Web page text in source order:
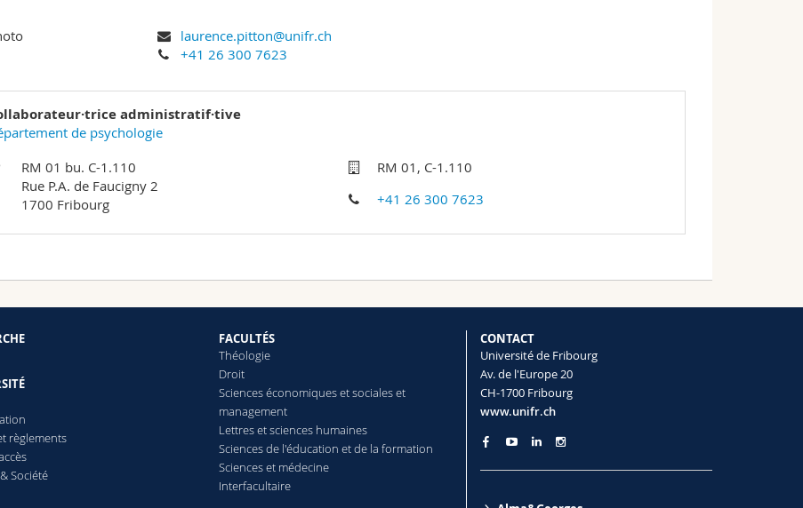
laurence.pitton@unifr.ch
+41 26 300 7623
administratif·tive
de psychologie
RM 01 bu. C-1.110
Rue P.A. de Faucigny 2
1700 Fribourg
RM 01, C-1.110
+41 26 300 7623
règlements
Société
FACULTÉS
Théologie
Droit
Sciences économiques et sociales et
management
Lettreset sciences humaines
Sciences de l'éducation et de la formation
Sciences et médecine
Interfacultaire
CONTACT
Université de Fribourg
Av. de l'Europe 20
CH-1700 Fribourg
www.unifr.ch